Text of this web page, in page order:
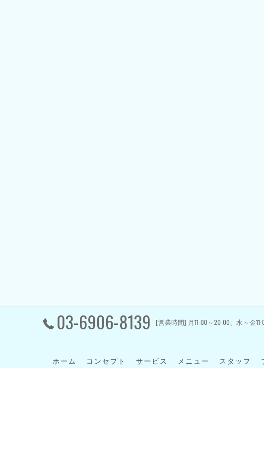
03-6906-8139 [営業時間] 月11:00～20:00、水～金
ホーム コンセプト サービス メニュー スタッフ